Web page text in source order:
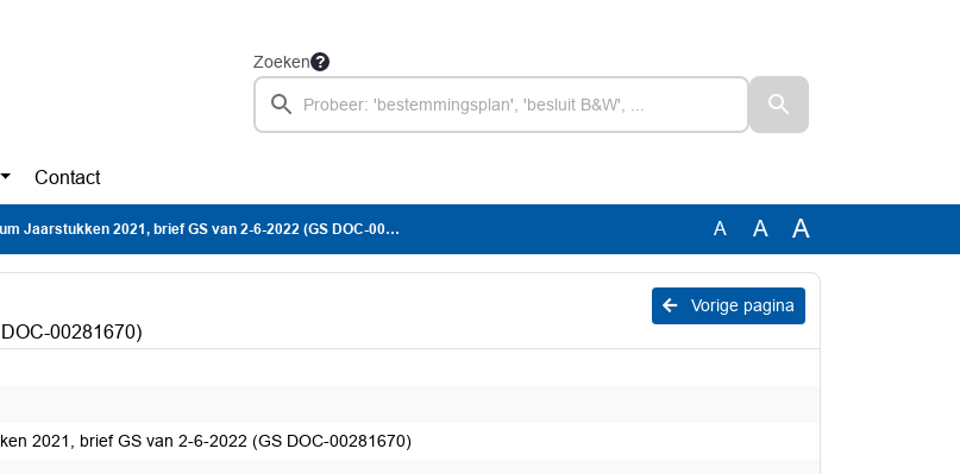
Zoeken
Contact
Jaarstukken 2021, brief GS van 2-6-2022 (GS DOC-00281670) A A A
Vorige pagina
00281670)
2021, brief GS van 2-6-2022 (GS DOC-00281670)